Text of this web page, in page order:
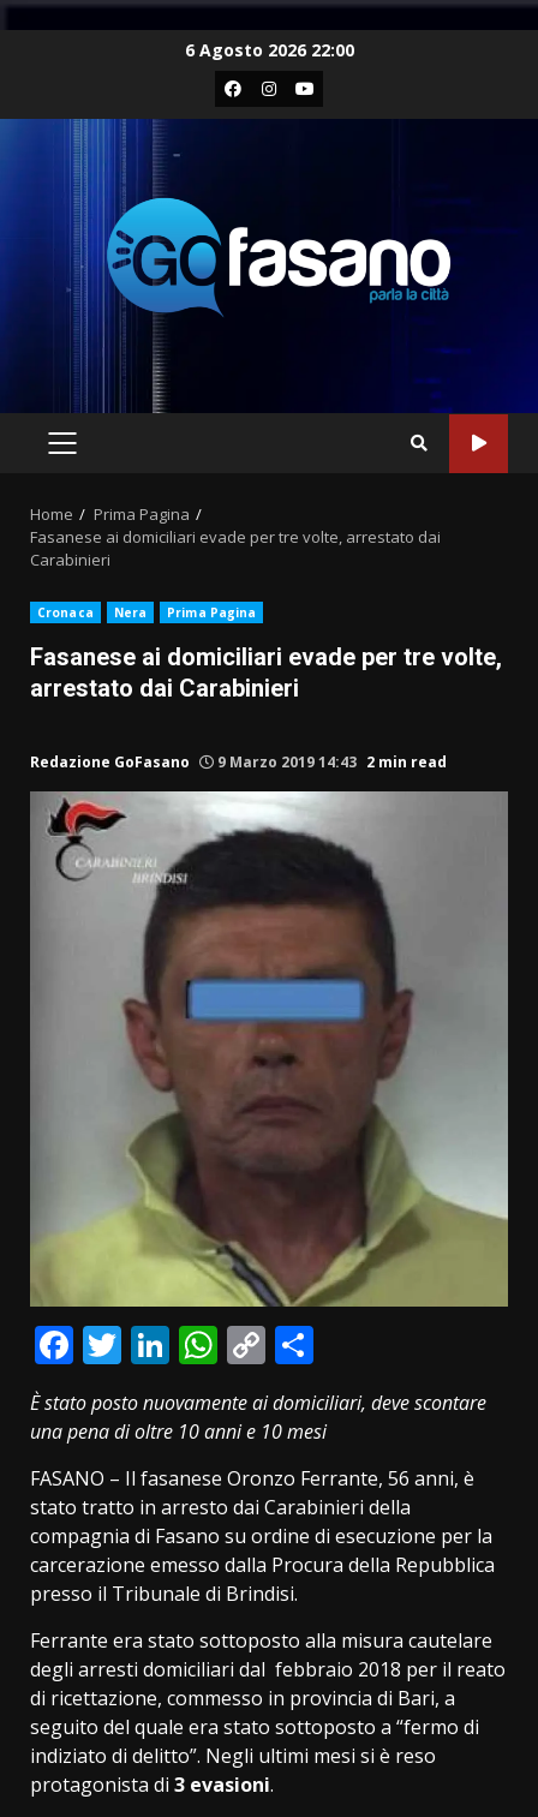
6 Agosto 2026 22:00
Facebook
Instagram
Youtube
PRIMARY
Home
Prima Pagina
Fasanese ai domiciliari evade per tre volte, arrestato dai
Carabinieri
Cronaca Nera Prima Pagina
Fasanese ai domiciliari evade per tre volte,
arrestato dai Carabinieri
Redazione GoFasano 9 Marzo 2019 14:43 2 min read
Facebook
Twitter
LinkedIn
WhatsApp
Copy
Link
È stato posto nuovamente ai domiciliari, deve scontare
una pena di oltre 10 anni e 10 mesi
FASANO – Il fasanese Oronzo Ferrante, 56 anni, è
stato tratto in arresto dai Carabinieri della
compagnia di Fasano su ordine di esecuzione per la
carcerazione emesso dalla Procura della Repubblica
presso il Tribunale di Brindisi.
Ferrante era stato sottoposto alla misura cautelare
degli arresti domiciliari dal febbraio 2018 per il reato
di ricettazione, commesso in provincia di Bari, a
seguito del quale era stato sottoposto a “fermo di
indiziato di delitto”. Negli ultimi mesi si è reso
protagonista di 3 evasioni.